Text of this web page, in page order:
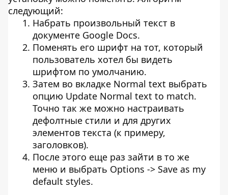
следующий:
Набрать произвольный текст в
документе Google Docs.
Поменять его шрифт на тот, который
пользователь хотел бы видеть
шрифтом по умолчанию.
Затем во вкладке Normal text выбрать
опцию Update Normal text to match.
Точно так же можно настраивать
дефолтные стили и для других
элементов текста (к примеру,
заголовков).
После этого еще раз зайти в то же
меню и выбрать Options -> Save as my
default styles.